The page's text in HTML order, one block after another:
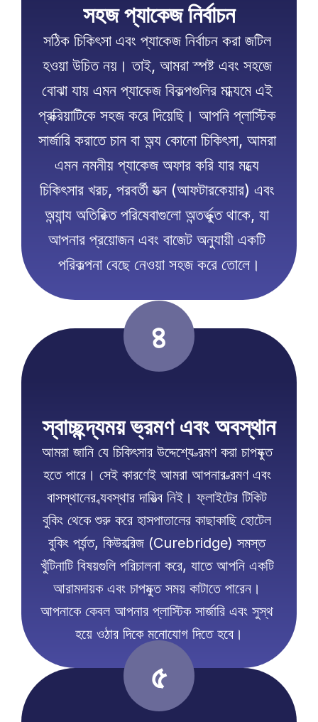
সহজ প্যাকেজ নির্বাচন
সঠিক চিকিৎসা এবং প্যাকেজ নির্বাচন করা জটিল
হওয়া উচিত নয়। তাই, আমরা স্পষ্ট এবং সহজে
বোঝা যায় এমন প্যাকেজ বিকল্পগুলির মাধ্যমে এই
প্রক্রিয়াটিকে সহজ করে দিয়েছি। আপনি প্লাস্টিক
সার্জারি করাতে চান বা অন্য কোনো চিকিৎসা, আমরা
এমন নমনীয় প্যাকেজ অফার করি যার মধ্যে
চিকিৎসার খরচ, পরবর্তী যত্ন (আফটারকেয়ার) এবং
অন্যান্য অতিরিক্ত পরিষেবাগুলো অন্তর্ভুক্ত থাকে, যা
আপনার প্রয়োজন এবং বাজেট অনুযায়ী একটি
পরিকল্পনা বেছে নেওয়া সহজ করে তোলে।
৪
স্বাচ্ছন্দ্যময় ভ্রমণ এবং অবস্থান
আমরা জানি যে চিকিৎসার উদ্দেশ্যে ভ্রমণ করা চাপযুক্ত
হতে পারে। সেই কারণেই আমরা আপনার ভ্রমণ এবং
বাসস্থানের ব্যবস্থার দায়িত্ব নিই। ফ্লাইটের টিকিট
বুকিং থেকে শুরু করে হাসপাতালের কাছাকাছি হোটেল
বুকিং পর্যন্ত, কিউরব্রিজ (Curebridge) সমস্ত
খুঁটিনাটি বিষয়গুলি পরিচালনা করে, যাতে আপনি একটি
আরামদায়ক এবং চাপমুক্ত সময় কাটাতে পারেন।
আপনাকে কেবল আপনার প্লাস্টিক সার্জারি এবং সুস্থ
হয়ে ওঠার দিকে মনোযোগ দিতে হবে।
৫